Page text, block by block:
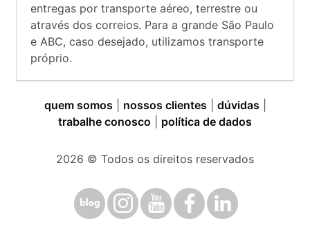
entregas por transporte aéreo, terrestre ou
através dos correios. Para a grande São Paulo
e ABC, caso desejado, utilizamos transporte
próprio.
quem somos nossos clientes dúvidas
trabalhe conosco
política de dados
2026 © Todos os direitos reservados